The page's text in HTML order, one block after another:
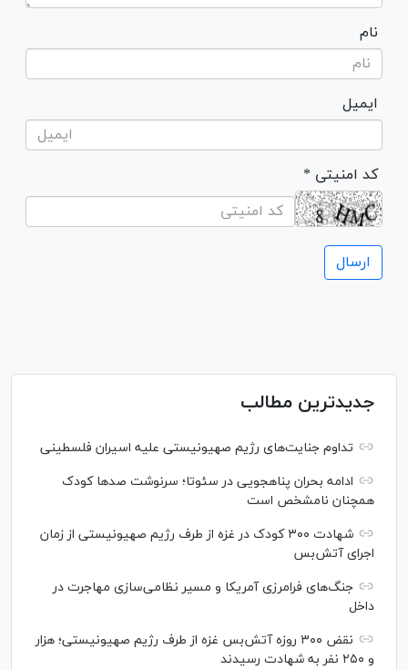
نام
ایمیل
* کد امنیتی
جدیدترین مطالب
تداوم جنایت‌های رژیم صهیونیستی علیه اسیران فلسطینی
ادامه بحران پناهجویی در سئوتا؛ سرنوشت صدها کودک
همچنان نامشخص است
شهادت ۳۰۰ کودک در غزه از طرف رژیم صهیونیستی از زمان
اجرای آتش‌بس
جنگ‌های فرامرزی آمریکا و مسیر نظامی‌سازی مهاجرت در
داخل
نقض ۳۰۰ روزه آتش‌بس غزه از طرف رژیم صهیونیستی؛ هزار
و ۲۵۰ نفر به شهادت رسیدند